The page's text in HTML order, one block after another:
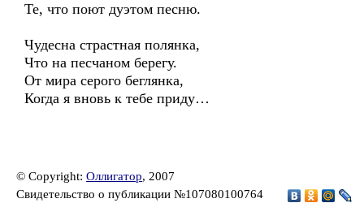
Те, что поют дуэтом песню.
Чудесна страстная полянка,
Что на песчаном берегу.
От мира серого беглянка,
Когда я вновь к тебе приду…
© Copyright: Оллигатор, 2007
Свидетельство о публикации №107080100764